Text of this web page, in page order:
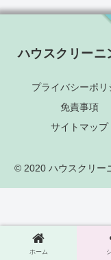
ハウスクリーニ
プライバシーポリ
免責事項
サイトマップ
© 2020 ハウスクリー
ホーム